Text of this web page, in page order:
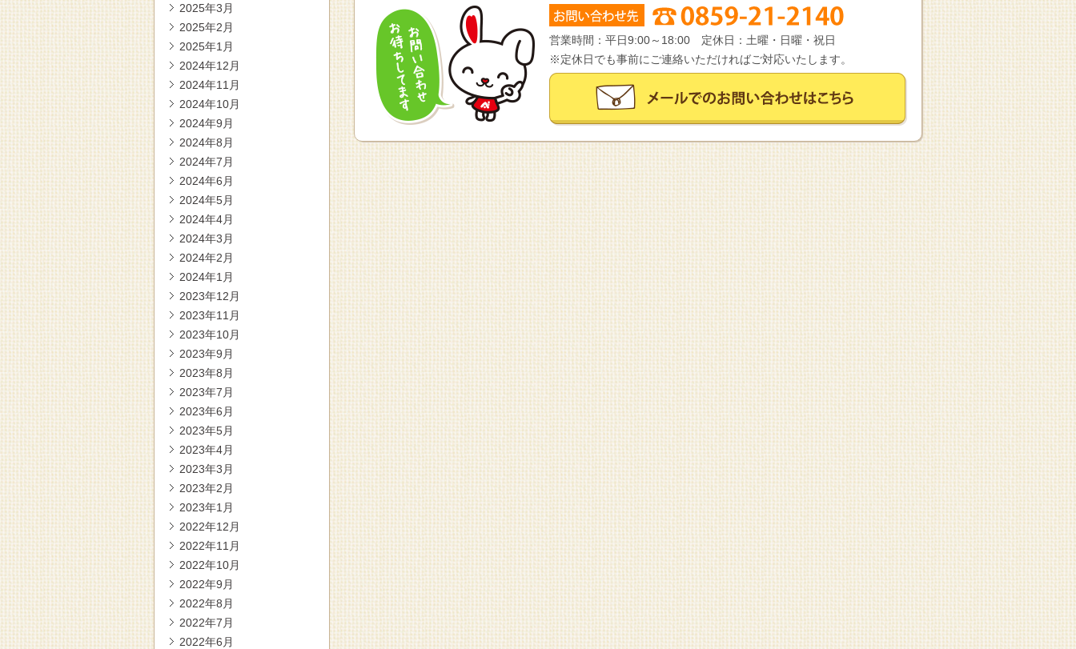
営業時間：平日9:00～18:00 定休日：土曜・日曜・祝日
※定休日でも事前にご連絡いただければご対応いたします。
2025年3月
2025年2月
2025年1月
2024年12月
2024年11月
2024年10月
2024年9月
2024年8月
2024年7月
2024年6月
2024年5月
2024年4月
2024年3月
2024年2月
2024年1月
2023年12月
2023年11月
2023年10月
2023年9月
2023年8月
2023年7月
2023年6月
2023年5月
2023年4月
2023年3月
2023年2月
2023年1月
2022年12月
2022年11月
2022年10月
2022年9月
2022年8月
2022年7月
2022年6月